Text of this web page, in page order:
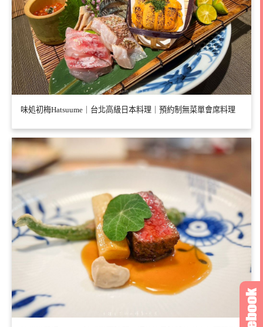
味処初梅Hatsuume｜台北高級日本料理｜預約制無菜單會席料理